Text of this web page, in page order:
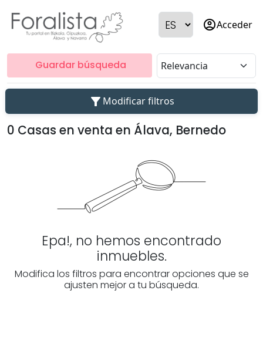
account_circleAcceder
Guardar búsqueda
filter_alt Modificar filtros
0 Casas en venta en Álava, Bernedo
Epa!, no hemos encontrado
inmuebles.
Modifica los filtros para encontrar opciones que se
ajusten mejor a tu búsqueda.